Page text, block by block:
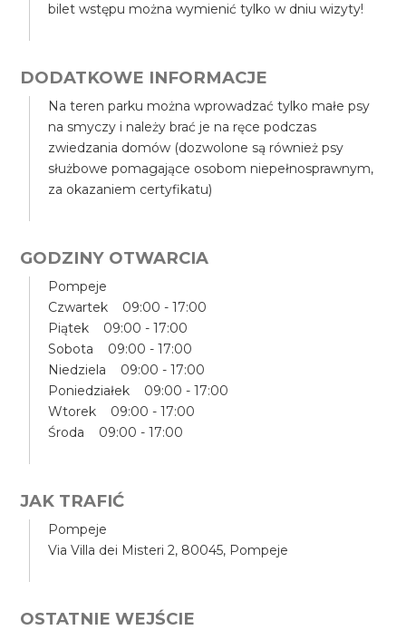
bilet wstępu można wymienić tylko w dniu wizyty!
DODATKOWE INFORMACJE
Na teren parku można wprowadzać tylko małe psy
na smyczy i należy brać je na ręce podczas
zwiedzania domów (dozwolone są również psy
służbowe pomagające osobom niepełnosprawnym,
za okazaniem certyfikatu)
GODZINY OTWARCIA
Pompeje
Czwartek 09:00 - 17:00
Piątek 09:00 - 17:00
Sobota 09:00 - 17:00
Niedziela 09:00 - 17:00
Poniedziałek 09:00 - 17:00
Wtorek 09:00 - 17:00
Środa 09:00 - 17:00
JAK TRAFIĆ
Pompeje
Via Villa dei Misteri 2, 80045, Pompeje
OSTATNIE WEJŚCIE